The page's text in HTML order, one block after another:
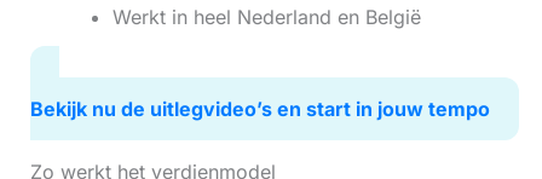
Werkt in heel Nederland en België
Bekijk nu de uitlegvideo’s en start in jouw tempo
Zo werkt het verdienmodel